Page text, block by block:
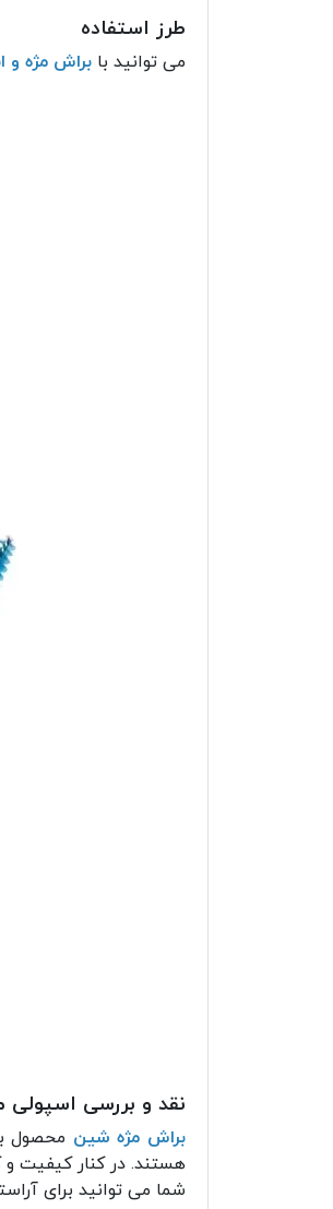
طرز استفاده
می توانید با براش مژه و
نقد و بررسی اسپولی
براش مژه شین محصول
هستند. در کنار کیفیت و
شما می توانید برای